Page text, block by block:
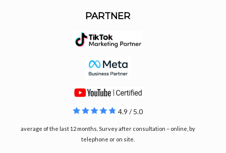
PARTNER
4.9 / 5.0
average of the last 12 months. Survey after consultation – online, by
telephone or on site.